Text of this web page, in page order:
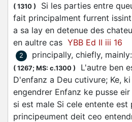
( 1310 )
Si les parties entre
fait principalment furrent
a sa lay en detenue des
en aultre cas YBB Ed II iii 16
2 principally, chiefly, mainly:
( 1267; MS: c.1300 )
L'autre ben
D'enfanz a Deu cutivure; Ke,
engendrer Enfanz ke pusse
si est male Si cele entente est
principeument deit ceo